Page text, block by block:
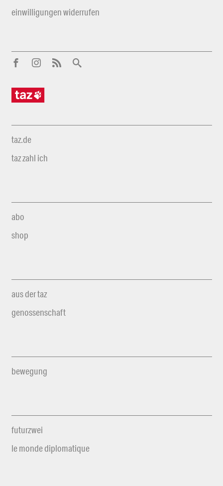
einwilligungen widerrufen
taz.de
taz zahl ich
abo
shop
aus der taz
genossenschaft
bewegung
futurzwei
le monde diplomatique